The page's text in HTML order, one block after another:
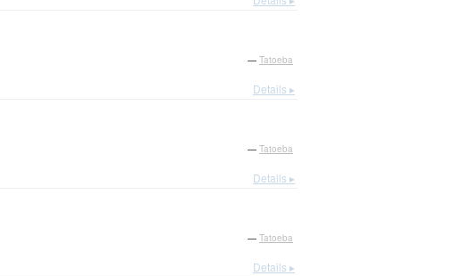
— Tatoeba
Details ▸
— Tatoeba
Details ▸
— Tatoeba
Details ▸